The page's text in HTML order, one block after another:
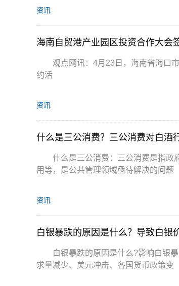
资讯
海南自贸港产业园区投资合作大会
观点网讯：4月23日，海南省海口
约活
资讯
什么是三公消费？三公消费对白酒
什么是三公消费：三公消费是指政
用等，是公共管理领域亟待解决的问题
资讯
白银暴跌的原因是什么？导致白银
白银暴跌的原因是什么?影响白银
求量减少、美元冲击、各国货币政策变